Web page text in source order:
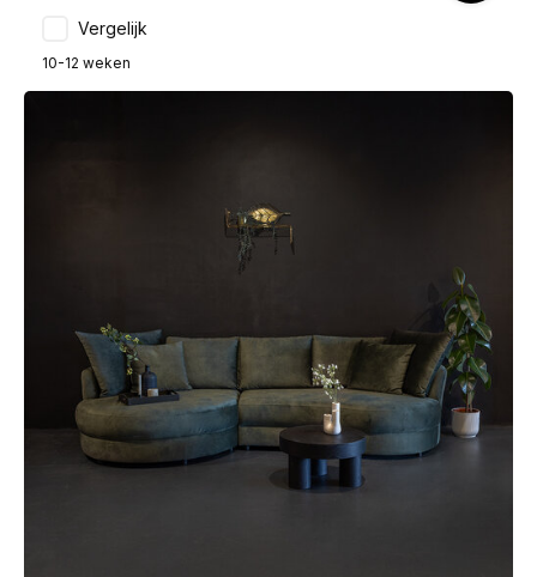
Vergelijk
10-12 weken